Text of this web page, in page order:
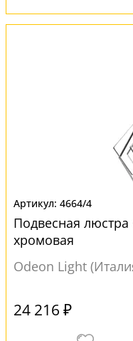
4664/4
Подвесная
хромовая
Odeon Light
24 216 ₽